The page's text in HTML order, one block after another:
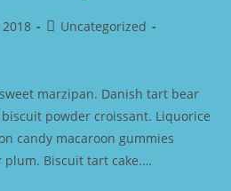
Beitrags-
Uncategorized
marzipan. Danish tart bear
powder croissant. Liquorice
candy macaroon gummies
plum. Biscuit tart cake.…